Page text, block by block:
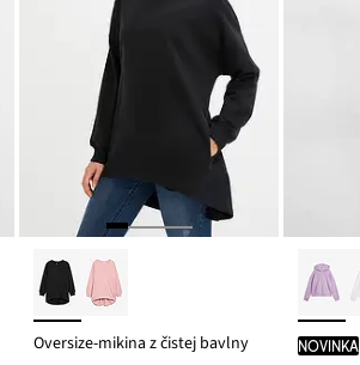
Oversize-mikina z čistej bavlny novinka